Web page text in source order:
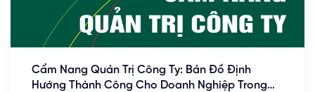
Cẩm Nang Quản Trị Công Ty: Bản Đồ Định
Hướng Thành Công Cho Doanh Nghiệp Trong